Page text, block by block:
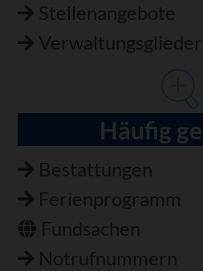
Stellenangebote
Häufig
Bestattungen
Ferienprogramm
Fundsachen
Notrufnummern